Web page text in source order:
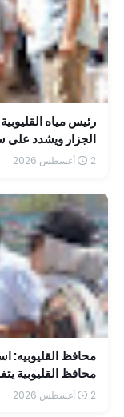
رئيس مياه
الجزار ويشدد على
جدول زمني محدد
2 أغسطس 2026
محافظ القليوبيه:
محافظ القليوبية
بمستشفى الشاملة
2 أغسطس 2026